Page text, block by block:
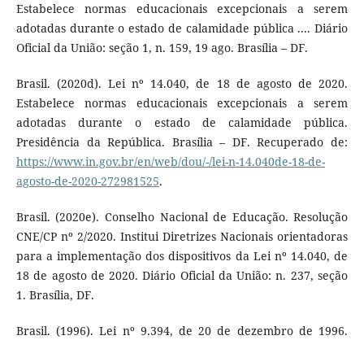
Estabelece normas educacionais excepcionais a serem
adotadas durante o estado de calamidade pública .... Diário
Oficial da União: seção 1, n. 159, 19 ago. Brasília – DF.
Brasil. (2020d). Lei nº 14.040, de 18 de agosto de 2020.
Estabelece normas educacionais excepcionais a serem
adotadas durante o estado de calamidade pública.
Presidência da República. Brasília – DF. Recuperado de:
https://www.in.gov.br/en/web/dou/-/lei-n-14.040de-18-de-
agosto-de-2020-272981525.
Brasil. (2020e). Conselho Nacional de Educação. Resolução
CNE/CP nº 2/2020. Institui Diretrizes Nacionais orientadoras
para a implementação dos dispositivos da Lei nº 14.040, de
18 de agosto de 2020. Diário Oficial da União: n. 237, seção
1. Brasília, DF.
Brasil. (1996). Lei nº 9.394, de 20 de dezembro de 1996.